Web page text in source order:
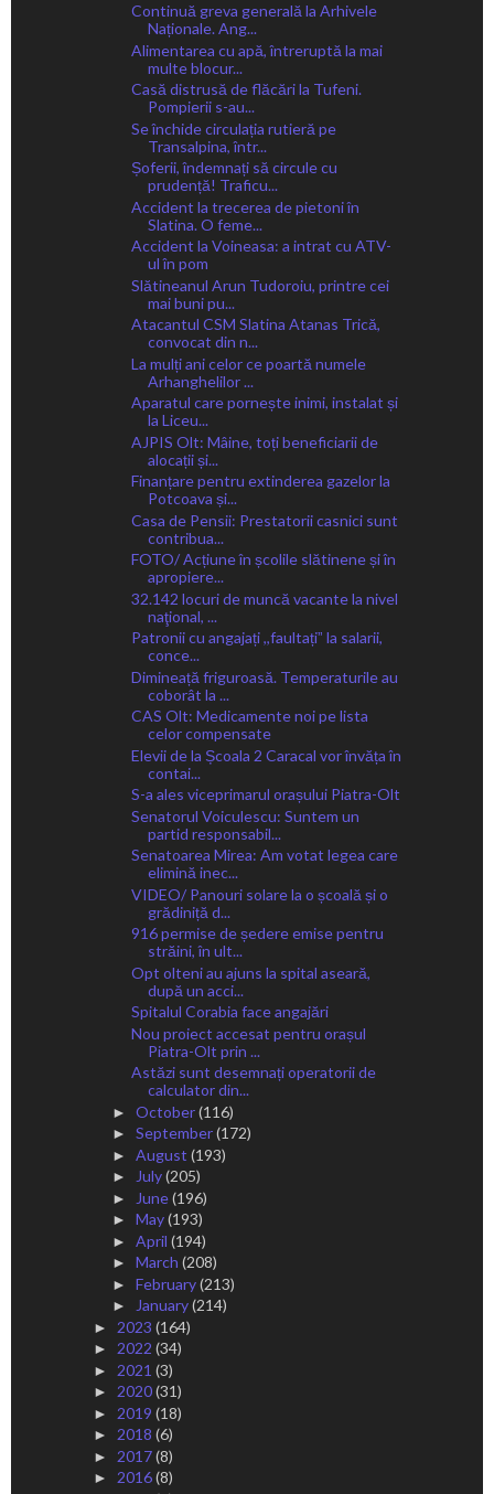
Continuă greva generală la Arhivele
Naționale. Ang...
Alimentarea cu apă, întreruptă la mai
multe blocur...
Casă distrusă de flăcări la Tufeni.
Pompierii s-au...
Se închide circulația rutieră pe
Transalpina, într...
Șoferii, îndemnați să circule cu
prudență! Traficu...
Accident la trecerea de pietoni în
Slatina. O feme...
Accident la Voineasa: a intrat cu ATV-
ul în pom
Slătineanul Arun Tudoroiu, printre cei
mai buni pu...
Atacantul CSM Slatina Atanas Trică,
convocat din n...
La mulți ani celor ce poartă numele
Arhanghelilor ...
Aparatul care pornește inimi, instalat și
la Liceu...
AJPIS Olt: Mâine, toți beneficiarii de
alocații și...
Finanțare pentru extinderea gazelor la
Potcoava și...
Casa de Pensii: Prestatorii casnici sunt
contribua...
FOTO/ Acțiune în școlile slătinene și în
apropiere...
32.142 locuri de muncă vacante la nivel
naţional, ...
Patronii cu angajați ,,faultațiˮ la salarii,
conce...
Dimineață friguroasă. Temperaturile au
coborât la ...
CAS Olt: Medicamente noi pe lista
celor compensate
Elevii de la Școala 2 Caracal vor învăța în
contai...
S-a ales viceprimarul orașului Piatra-Olt
Senatorul Voiculescu: Suntem un
partid responsabil...
Senatoarea Mirea: Am votat legea care
elimină inec...
VIDEO/ Panouri solare la o școală și o
grădiniță d...
916 permise de ședere emise pentru
străini, în ult...
Opt olteni au ajuns la spital aseară,
după un acci...
Spitalul Corabia face angajări
Nou proiect accesat pentru orașul
Piatra-Olt prin ...
Astăzi sunt desemnați operatorii de
calculator din...
► October(116)
► September(172)
► August (193)
► July(205)
► June(196)
► May(193)
► April (194)
► March (208)
► February(213)
► January(214)
► 2023 (164)
► 2022 (34)
► 2021 (3)
► 2020(31)
► 2019 (18)
► 2018 (6)
► 2017(8)
► 2016(8)